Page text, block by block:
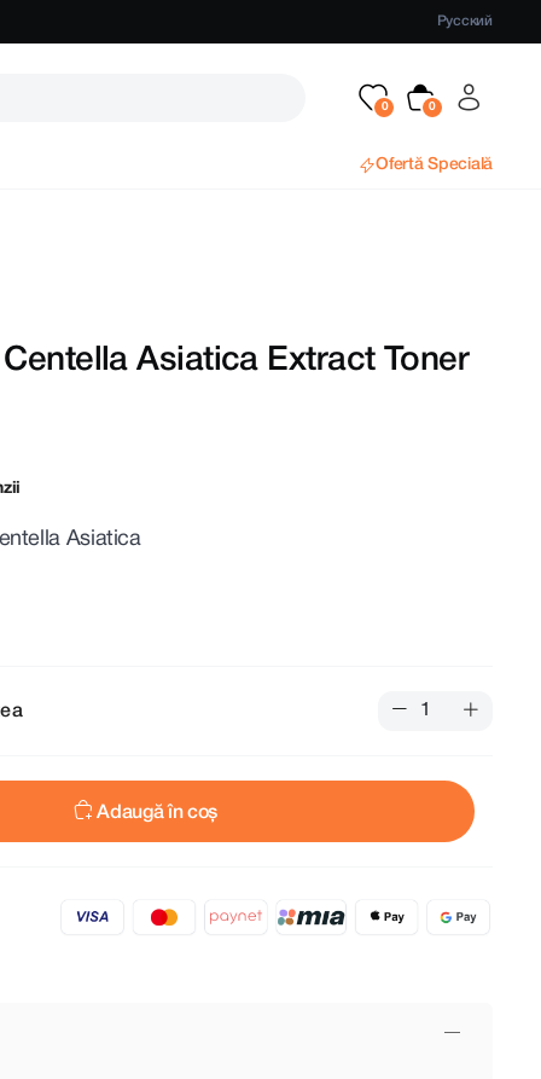
Русский
Ofertă Specială
Centella Asiatica Extract Toner
Asiatica
Adaugă în coș